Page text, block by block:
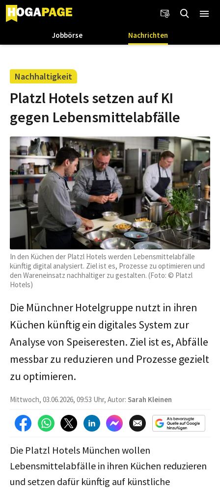
Jobbörse Nachrichten
Nachhaltigkeit
Platzl Hotels setzen auf KI
gegen Lebensmittelabfälle
In den Küchen der Platzl Hotels werden Lebensmittelabfälle
künftig digital analysiert. Ziel ist es, Prozesse zu optimieren und
den Wareneinsatz nachhaltiger zu gestalten. (Foto: © Platzl
Hotels)
Die Münchner Hotelgruppe nutzt in ihren
Küchen künftig ein digitales System zur
Analyse von Speiseresten. Ziel ist es, Abfälle
messbar zu reduzieren und Prozesse gezielt
zu optimieren.
Mittwoch, 03.06.2026, 09:53 Uhr, Autor: Sarah Kleinen
Die Platzl Hotels München wollen
Lebensmittelabfälle in ihren Küchen reduzieren
und setzen dafür künftig auf künstliche